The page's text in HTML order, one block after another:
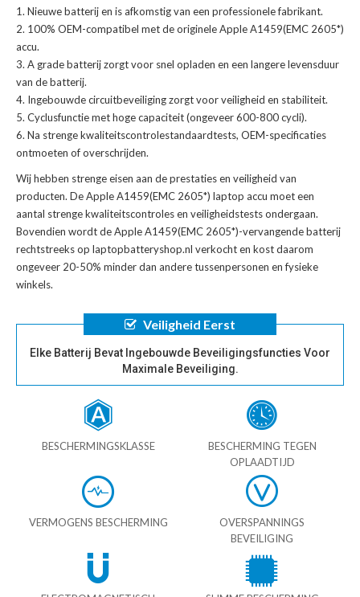
Nieuwe batterij en is afkomstig van een professionele fabrikant.
100% OEM-compatibel met deoriginele Apple A1459(EMC 2605*)
accu.
A grade batterij zorgt voor snel opladen en een langere levensduur
van de batterij.
Ingebouwde circuitbeveiliging zorgt voor veiligheid en stabiliteit.
Cyclusfunctie met hoge capaciteit (ongeveer 600-800 cycli).
Na strenge kwaliteitscontrolestandaardtests, OEM-specificaties
ontmoeten of overschrijden.
Wij hebben strenge eisen aan de prestaties en veiligheid van
producten. DeApple A1459(EMC 2605*) laptop accu moet een
aantal strenge kwaliteitscontroles en veiligheidstests ondergaan.
Bovendien wordt deApple A1459(EMC 2605*)-vervangende batterij
rechtstreeks op laptopbatteryshop.nl verkocht en kost daarom
ongeveer 20-50% minder dan andere tussenpersonen en fysieke
winkels.
Veiligheid Eerst
Elke Batterij Bevat Ingebouwde Beveiligingsfuncties Voor
Maximale Beveiliging.
BESCHERMINGSKLASSE
BESCHERMING TEGEN
OPLAADTIJD
VERMOGENS BESCHERMING
OVERSPANNINGS
BEVEILIGING